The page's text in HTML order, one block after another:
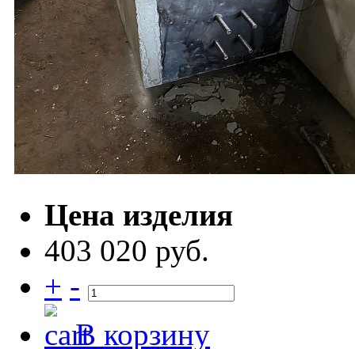
Цена изделия
403 020 руб.
+ -
В корзину